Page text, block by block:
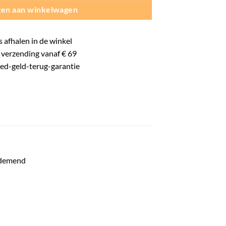
aan winkelwagen
afhalen in de winkel
vanaf € 69
geld-terug-garantie